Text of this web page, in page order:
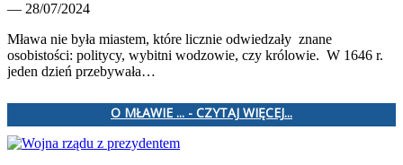
— 28/07/2024
Mława nie była miastem, które licznie odwiedzały znane
osobistości: politycy, wybitni wodzowie, czy królowie. W 1646 r.
jeden dzień przebywała…
O MŁAWIE ... - CZYTAJ WIĘCEJ...